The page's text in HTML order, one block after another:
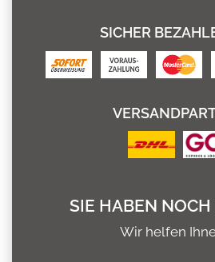
SICHER
SIE HABEN NOCH
Wir helfen